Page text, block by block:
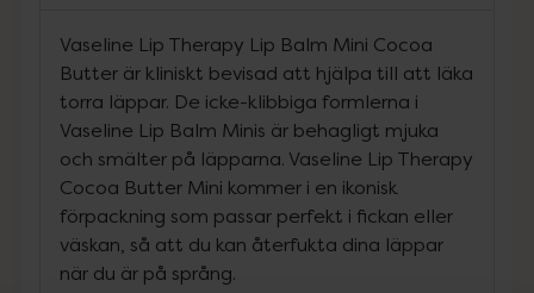
Vaseline Lip Therapy Lip Balm Mini Cocoa
Butter är kliniskt bevisad att hjälpa till att läka
torra läppar. De icke-klibbiga formlerna i
Vaseline Lip Balm Minis är behagligt mjuka
och smälter på läpparna. Vaseline Lip Therapy
Cocoa Butter Mini kommer i en ikonisk
förpackning som passar perfekt i fickan eller
väskan, så att du kan återfukta dina läppar
när du är på språng.